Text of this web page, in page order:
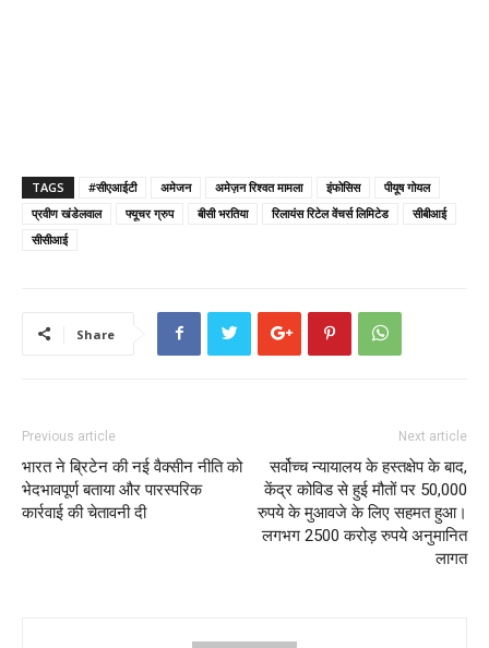
TAGS #सीएआईटी अमेजन अमेज़न रिश्वत मामला इंफोसिस
पीयूष गोयल
प्रवीण खंडेलवाल
फ्यूचर ग्रुप बीसी भरतिया रिलायंस रिटेल वेंचर्स लिमिटेड
सीबीआई
सीसीआई
Share
Previous article
भारत ने ब्रिटेन की नई वैक्सीन नीति को
भेदभावपूर्ण बताया और पारस्परिक
कार्रवाई की चेतावनी दी
Next article
सर्वोच्च न्यायालय के हस्तक्षेप के बाद,
केंद्र कोविड से हुई मौतों पर 50,000
रुपये के मुआवजे के लिए सहमत हुआ।
लगभग 2500 करोड़ रुपये अनुमानित
लागत